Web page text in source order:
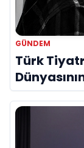
GÜNDEM
Türk
Hayatını